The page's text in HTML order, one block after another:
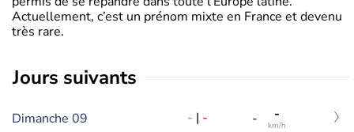
Actuellement, c’est un prénom mixte en France et devenu
très rare.
jours suivants
Dimanche 09 - | - - -
km/h